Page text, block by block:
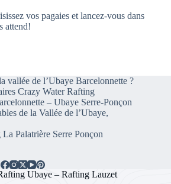
vos pagaies et lancez-vous dans
attend!
vallée de l’Ubaye Barcelonnette ?
Crazy Water Rafting
– Ubaye Serre-Ponçon
de la Vallée de l’Ubaye,
Palatrière Serre Ponçon
Ubaye – Rafting Lauzet